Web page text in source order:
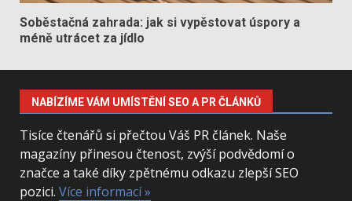
Soběstačná zahrada: jak si vypěstovat úspory a
méně utrácet za jídlo
NABÍZÍME VÁM UMÍSTĚNÍ SEO A PR ČLÁNKŮ
Tisíce čtenářů si přečtou Váš PR článek. Naše
magazíny přinesou čtenost, zvýší podvědomí o
značce a také díky zpětnému odkazu zlepší SEO
pozici. Více informací »